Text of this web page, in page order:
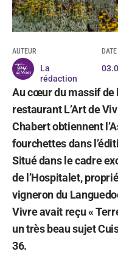
AUTEUR
La
rédaction
DATE
Au cœur du massif de
restaurant L’Art de
Chabert obtiennent
fourchettes dans
Situé dans le cadre
de l’Hospitalet,
vigneron du
Vivre avait reçu «
un très beau sujet
36.